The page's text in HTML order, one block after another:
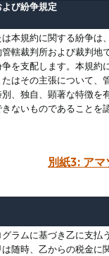
び紛争規定
本規約に関する紛争
轄裁判所および裁判
を支配します。本規
はその主張について
、独自、顕著な特徴
ないものであることを
別紙3: ア
ラムに基づき乙に支
随時、乙からの税金